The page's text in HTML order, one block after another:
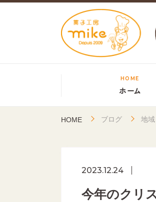
HOME
ホーム
HOME ブログ 地
2023.12.24
今年のクリ